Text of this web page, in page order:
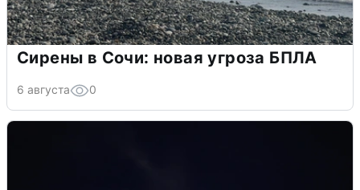
Сирены в Сочи: новая угроза БПЛА
6 августа 0